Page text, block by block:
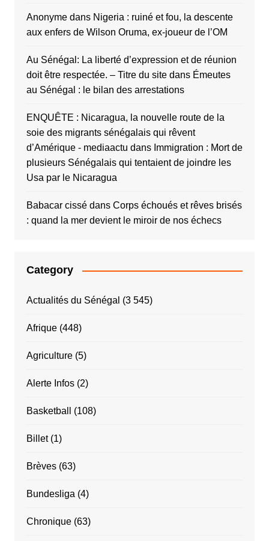
Anonymedans Nigeria : ruiné et fou, la descente
aux enfers de Wilson Oruma, ex-joueur de l’OM
Au Sénégal: La liberté d’expression et de réunion
doit être respectée. – Titre du sitedans Émeutes
au Sénégal : le bilan des arrestations
ENQUÊTE : Nicaragua, la nouvelle route de la
soie des migrants sénégalais qui rêvent
d’Amérique - mediaactu dans Immigration : Mort de
plusieurs Sénégalais qui tentaient de joindre les
Usa par le Nicaragua
Babacar cissédans Corps échoués et rêves brisés
: quand la mer devient le miroir de nos échecs
Category
Actualités du Sénégal (3 545)
Afrique(448)
Agriculture(5)
Alerte Infos(2)
Basketball (108)
Billet(1)
Brèves(63)
Bundesliga (4)
Chronique(63)